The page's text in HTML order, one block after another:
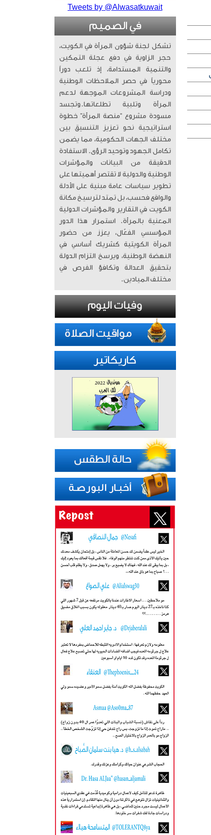
Tweets by @Alwasatkuwait
في الصميم
تشكل لجنة شؤون المرأة في الكويت،
حجر الزاوية في دفع عجلة التمكين
والتنمية المستدامة، إذ تلعب دوراً
محورياً في حصر الملاحظات الوطنية
ودراسة المشروعات الموجهة لدعم
المرأة وتلبية تطلعاتها. ​وتجسد
مسودة مشروع “منصة المرأة” خطوة
استراتيجية نحو تعزيز التنسيق بين
مختلف الجهات الحكومية، مما يضمن
تكامل الجهود وتوحيد الرؤى. الاستفادة
الدقيقة من البيانات والمؤشرات
الوطنية والدولية لا تقتصر أهميتها على
تطوير سياسات عامة مبنية على الأدلة
والواقع فحسب، بل تمتد لترسيخ مكانة
الكويت في التقارير والمؤشرات الدولية
المعنية بالمرأة. ​ استمرار هذا الدور
المؤسسي الفعّال، يعزز من حضور
المرأة الكويتية كشريك أساسي في
النهضة الوطنية، ويرسخ التزام الدولة
بتحقيق العدالة وتكافؤ الفرص في
مختلف الميادين.
كاريكاتير